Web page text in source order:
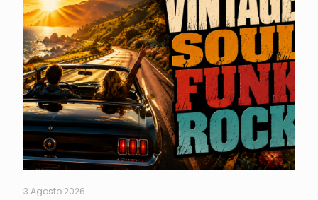
3 Agosto 2026